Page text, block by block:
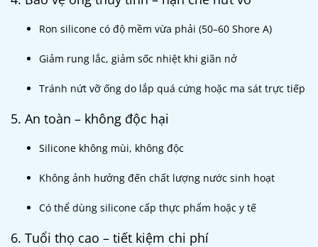
Ron silicone có độ mềm vừa phải (50–60 Shore A)
Giảm rung lắc, giảm sốc nhiệt khi giãn nở
Tránh nứt vỡ ống do lắp quá cứng hoặc ma sát trực tiếp
5. An toàn – không độc hại
Silicone không mùi, không độc
Không ảnh hưởng đến chất lượng nước sinh hoạt
Có thể dùng silicone cấp thực phẩm hoặc y tế
6. Tuổi thọ cao – tiết kiệm chi phí